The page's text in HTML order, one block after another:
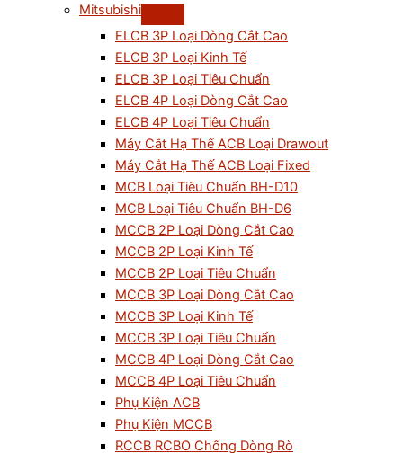
Mitsubishi
ELCB 3P Loại Dòng Cắt Cao
ELCB 3P Loại Kinh Tế
ELCB 3P Loại Tiêu Chuẩn
ELCB 4P Loại Dòng Cắt Cao
ELCB 4P Loại Tiêu Chuẩn
Máy Cắt Hạ Thế ACB Loại Drawout
Máy Cắt Hạ Thế ACB Loại Fixed
MCB Loại Tiêu Chuẩn BH-D10
MCB Loại Tiêu Chuẩn BH-D6
MCCB 2P Loại Dòng Cắt Cao
MCCB 2P Loại Kinh Tế
MCCB 2P Loại Tiêu Chuẩn
MCCB 3P Loại Dòng Cắt Cao
MCCB 3P Loại Kinh Tế
MCCB 3P Loại Tiêu Chuẩn
MCCB 4P Loại Dòng Cắt Cao
MCCB 4P Loại Tiêu Chuẩn
Phụ Kiện ACB
Phụ Kiện MCCB
RCCB RCBO Chống Dòng Rò